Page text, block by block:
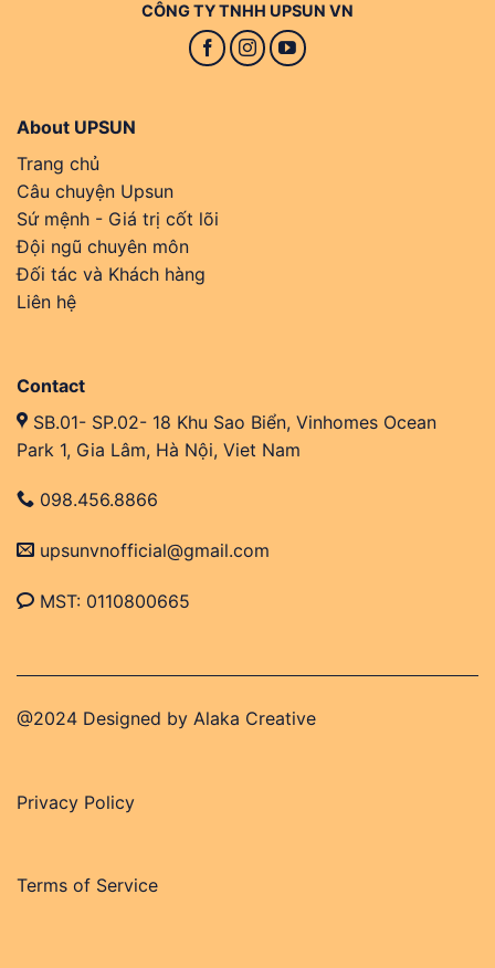
CÔNG TY TNHH UPSUN VN
About UPSUN
Trang chủ
Câu chuyện Upsun
Sứ mệnh - Giá trị cốt lõi
Đội ngũ chuyên môn
Đối tác và Khách hàng
Liên hệ
Contact
SB.01- SP.02- 18 Khu Sao Biển, Vinhomes Ocean
Park 1, Gia Lâm, Hà Nội, Viet Nam
098.456.8866
upsunvnofficial@gmail.com
MST: 0110800665
@2024 Designed by Alaka Creative
Privacy Policy
Terms of Service